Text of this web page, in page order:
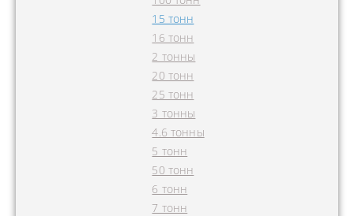
15 тонн
16 тонн
2 тонны
20 тонн
25 тонн
3 тонны
4.6 тонны
5 тонн
50 тонн
6 тонн
7 тонн